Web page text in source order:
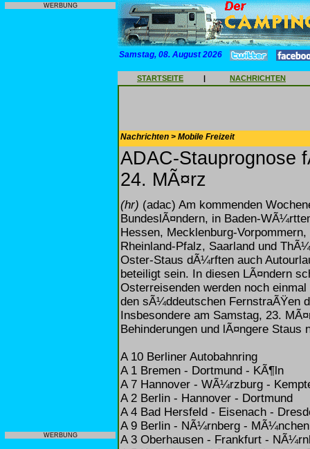
WERBUNG
WERBUNG
Samstag, 08. August 2026
STARTSEITE | NACHRICHTEN
Nachrichten > Mobile Freizeit
ADAC-Stauprognose
24. MÃ¤rz
(hr) (adac) Am kommenden
BundeslÃ¤ndern, in Baden-
Hessen, Mecklenburg-
Rheinland-Pfalz, Saarland und
Oster-Staus dÃ¼rften auch
beteiligt sein. In diesen LÃ¤ndern
Osterreisenden werden noch
den sÃ¼ddeutschen FernstraÃŸen
Insbesondere am Samstag, 23.
Behinderungen und lÃ¤ngere Staus
A 10 Berliner Autobahnring
A 1 Bremen - Dortmund - KÃ¶ln
A 7 Hannover - WÃ¼rzburg -
A 2 Berlin - Hannover - Dortmund
A 4 Bad Hersfeld - Eisenach -
A 9 Berlin - NÃ¼rnberg - MÃ¼nchen
A 3 Oberhausen - Frankfurt -